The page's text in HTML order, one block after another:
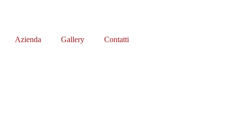
Azienda Gallery Contatti